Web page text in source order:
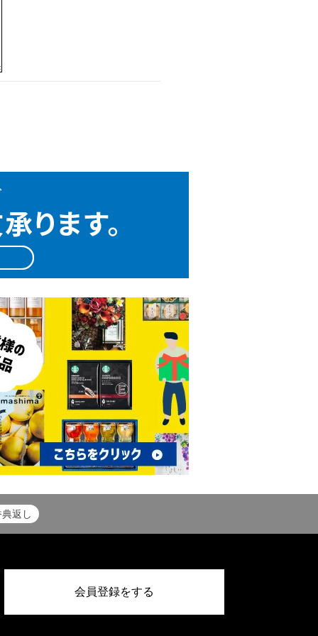
返し
会員登録をする